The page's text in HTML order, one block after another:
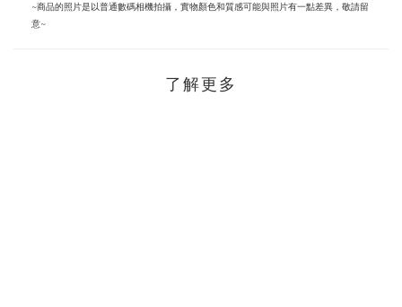
~商品的照片是以普通數碼相機拍攝，實物顏色和質感可能與照片有一點差異，敬請留
意~
了解更多